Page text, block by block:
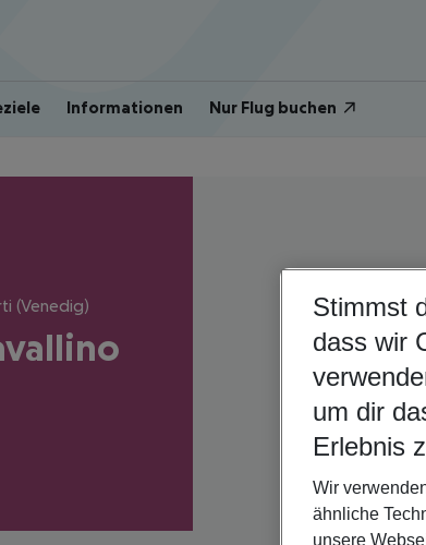
Informationen Nur Flug buchen
(Venedig)
Stimmst
dass wir
um dir
Erlebnis
Wir
ähnliche
unsere